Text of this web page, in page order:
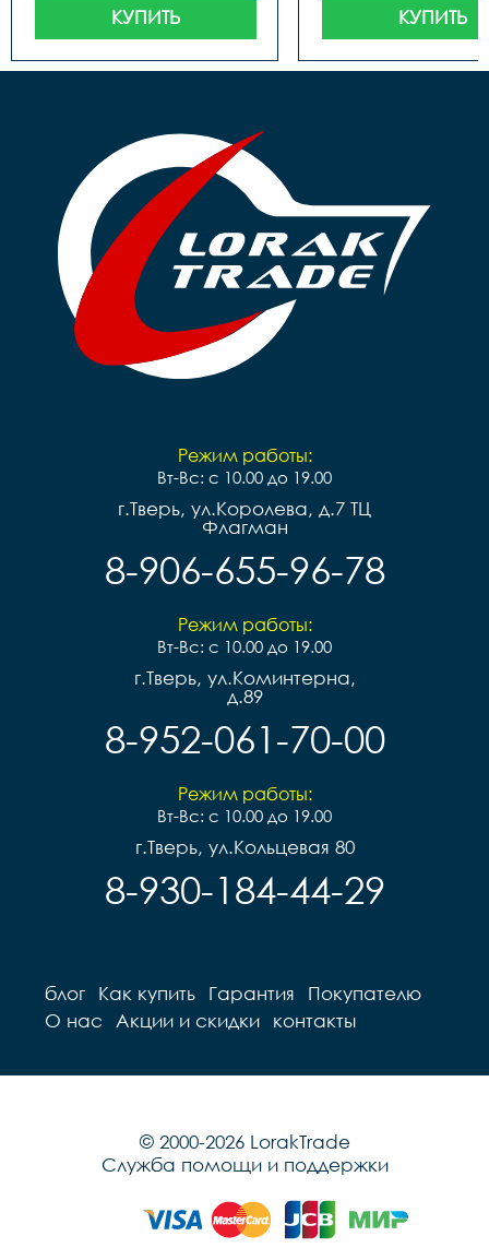
КУПИТЬ КУПИТЬ
Режим работы:
Вт-Вс: с 10.00 до 19.00
г.Тверь, ул.Королева, д.7 ТЦ
Флагман
8-906-655-96-78
Режим работы:
Вт-Вс: с 10.00 до 19.00
г.Тверь, ул.Коминтерна,
д.89
8-952-061-70-00
Режим работы:
Вт-Вс: с 10.00 до 19.00
г.Тверь, ул.Кольцевая 80
8-930-184-44-29
блог Как купить Гарантия
Покупателю
О нас
Акции и скидки контакты
© 2000-2026 LorakTrade
Служба помощи и поддержки